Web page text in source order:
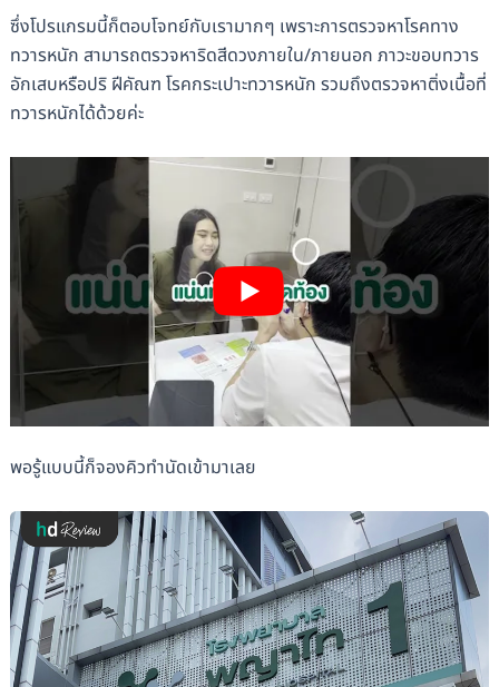
ซึ่งโปรแกรมนี้ก็ตอบโจทย์กับเรามากๆ เพราะการตรวจหาโรคทาง
ทวารหนัก สามารถตรวจหาริดสีดวงภายใน/ภายนอก ภาวะขอบทวาร
อักเสบหรือปริ ฝีคัณฑ โรคกระเปาะทวารหนัก รวมถึงตรวจหาติ่งเนื้อที่
ทวารหนักได้ด้วยค่ะ
พอรู้แบบนี้ก็จองคิวทำนัดเข้ามาเลย